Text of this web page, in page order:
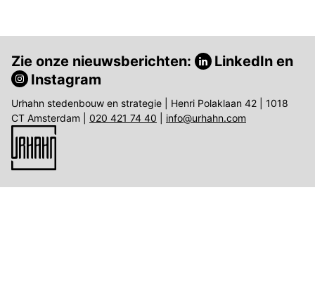
Zie onze nieuwsberichten: LinkedIn en
Instagram
Urhahn stedenbouw en strategie | Henri Polaklaan 42 | 1018
CT Amsterdam | 020 421 74 40 info@urhahn.com